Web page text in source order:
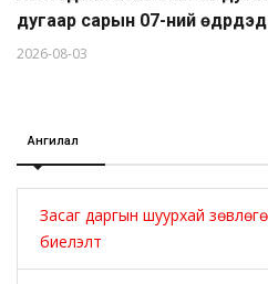
дугаар сарын 07-ний
2026-08-03
Ангилал
Засаг даргын шуурхай
биелэлт